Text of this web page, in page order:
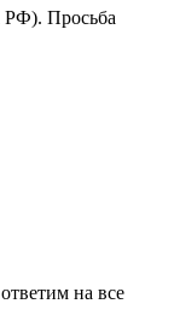
РФ). Просьба
на все